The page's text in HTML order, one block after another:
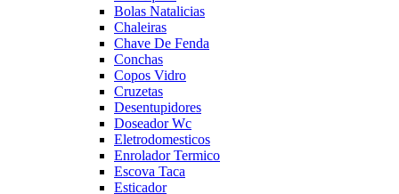
Bolas Natalicias
Chaleiras
Chave De Fenda
Conchas
Copos Vidro
Cruzetas
Desentupidores
Doseador Wc
Eletrodomesticos
Enrolador Termico
Escova Taca
Esticador